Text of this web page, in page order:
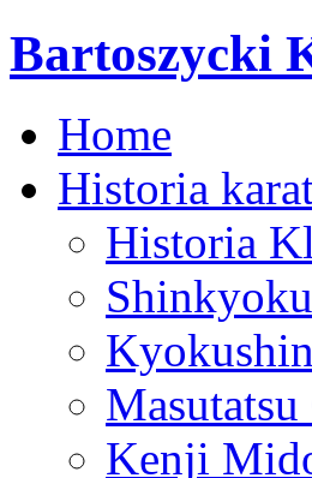
Bartoszycki
Home
Historia
Historia
Masutatsu
Kenji